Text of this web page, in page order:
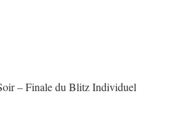
– Finale du Blitz Individuel